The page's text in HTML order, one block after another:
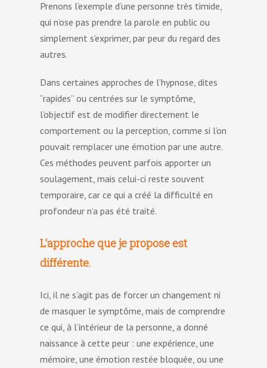
Prenons l’exemple d’une personne très timide,
qui n’ose pas prendre la parole en public ou
simplement s’exprimer, par peur du regard des
autres.
Dans certaines approches de l’hypnose, dites
“rapides” ou centrées sur le symptôme,
l’objectif est de modifier directement le
comportement ou la perception, comme si l’on
pouvait remplacer une émotion par une autre.
Ces méthodes peuvent parfois apporter un
soulagement, mais celui-ci reste souvent
temporaire, car ce qui a créé la difficulté en
profondeur n’a pas été traité.
L’approche que je propose est
différente.
Ici, il ne s’agit pas de forcer un changement ni
de masquer le symptôme, mais de comprendre
ce qui, à l’intérieur de la personne, a donné
naissance à cette peur : une expérience, une
mémoire, une émotion restée bloquée, ou une